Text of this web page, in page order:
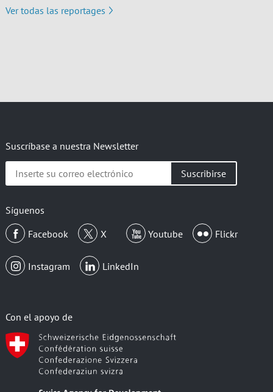
Ver todas las reportages
Suscríbase a nuestra Newsletter
electrónico
Síguenos
Facebook
X Youtube Flickr
Instagram LinkedIn
Con el apoyo de